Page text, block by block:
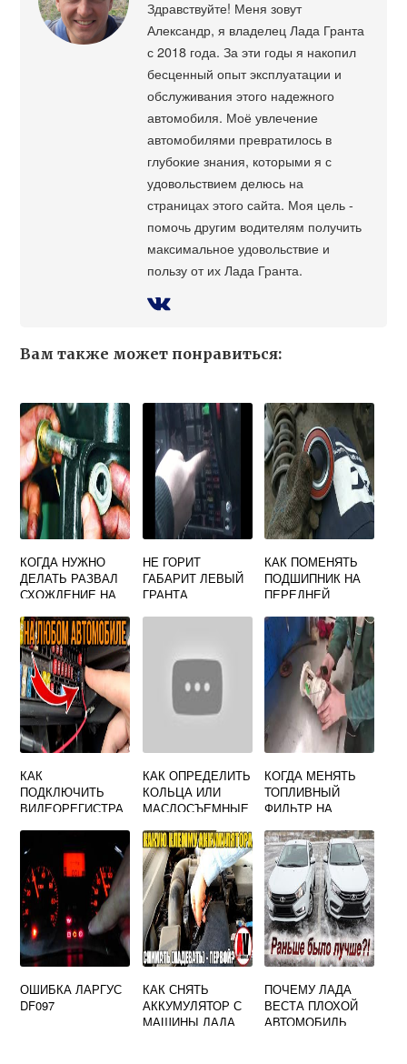
Здравствуйте! Меня зовут
Александр, я владелец Лада Гранта
с 2018 года. За эти годы я накопил
бесценный опыт эксплуатации и
обслуживания этого надежного
автомобиля. Моё увлечение
автомобилями превратилось в
глубокие знания, которыми я с
удовольствием делюсь на
страницах этого сайта. Моя цель -
помочь другим водителям получить
максимальное удовольствие и
пользу от их Лада Гранта.
Вам также может понравиться:
КОГДА НУЖНО
ДЕЛАТЬ РАЗВАЛ
СХОЖДЕНИЕ НА
ЛАДА ГРАНТА
НЕ ГОРИТ
ГАБАРИТ ЛЕВЫЙ
ГРАНТА
КАК ПОМЕНЯТЬ
ПОДШИПНИК НА
ПЕРЕДНЕЙ
КАЛИНА
КАК
ПОДКЛЮЧИТЬ
ВИДЕОРЕГИСТРА
ГРАНТА
КАК ОПРЕДЕЛИТЬ
КОЛЬЦА ИЛИ
МАСЛОСЪЕМНЫЕ
ПРИОРА
КОГДА МЕНЯТЬ
ТОПЛИВНЫЙ
ФИЛЬТР НА
ОШИБКА ЛАРГУС
DF097
КАК СНЯТЬ
АККУМУЛЯТОР С
МАШИНЫ ЛАДА
ПОЧЕМУ ЛАДА
ВЕСТА ПЛОХОЙ
АВТОМОБИЛЬ